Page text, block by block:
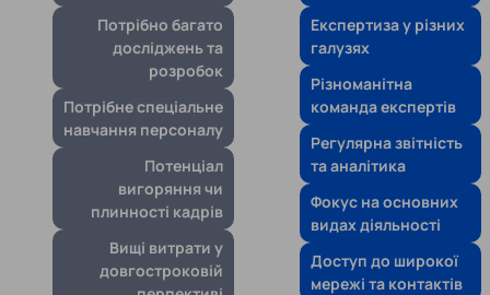
Потрібно багато
досліджень та
розробок
Потрібне спеціальне
навчання персоналу
Потенціал
вигоряння чи
плинності кадрів
Вищі витрати у
довгостроковій
Експертиза у різних
галузях
Різноманітна
команда експертів
Регулярна звітність
та аналітика
Фокус на основних
видах діяльності
Доступ до широкої
мережі та контактів